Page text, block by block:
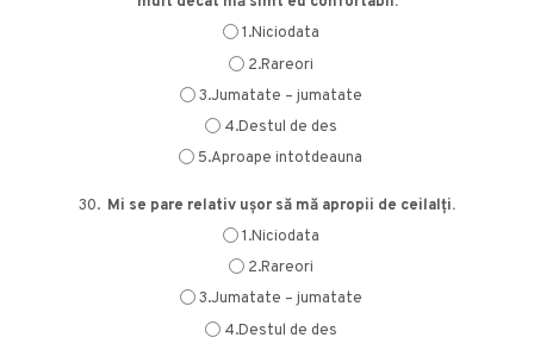
1.Niciodata
2.Rareori
3.Jumatate – jumatate
4.Destul de des
5.Aproape intotdeauna
30. Mi se pare relativ ușor să mă apropii de ceilalți.
1.Niciodata
2.Rareori
3.Jumatate – jumatate
4.Destul de des